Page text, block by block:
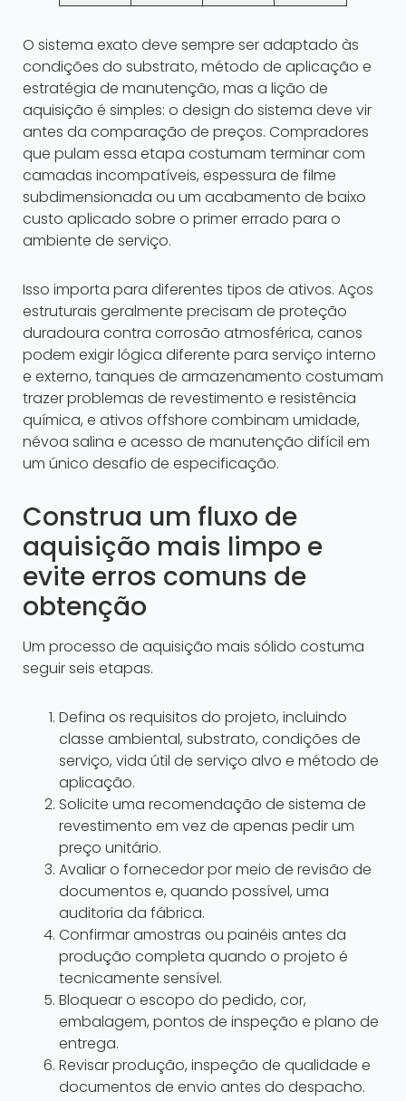
O sistema exato deve sempre ser adaptado às
condições do substrato, método de aplicação e
estratégia de manutenção, mas a lição de
aquisição é simples: o design do sistema deve vir
antes da comparação de preços. Compradores
que pulam essa etapa costumam terminar com
camadas incompatíveis, espessura de filme
subdimensionada ou um acabamento de baixo
custo aplicado sobre o primer errado para o
ambiente de serviço.
Isso importa para diferentes tipos de ativos. Aços
estruturais geralmente precisam de proteção
duradoura contra corrosão atmosférica, canos
podem exigir lógica diferente para serviço interno
e externo, tanques de armazenamento costumam
trazer problemas de revestimento e resistência
química, e ativos offshore combinam umidade,
névoa salina e acesso de manutenção difícil em
um único desafio de especificação.
Construa um fluxo de
aquisição mais limpo e
evite erros comuns de
obtenção
Um processo de aquisição mais sólido costuma
seguir seis etapas.
Defina os requisitos do projeto, incluindo
classe ambiental, substrato, condições de
serviço, vida útil de serviço alvo e método de
aplicação.
Solicite uma recomendação de sistema de
revestimento em vez de apenas pedir um
preço unitário.
Avaliar o fornecedor por meio de revisão de
documentos e, quando possível, uma
auditoria da fábrica.
Confirmar amostras ou painéis antes da
produção completa quando o projeto é
tecnicamente sensível.
Bloquear o escopo do pedido, cor,
embalagem, pontos de inspeção e plano de
entrega.
Revisar produção, inspeção de qualidade e
documentos de envio antes do despacho.